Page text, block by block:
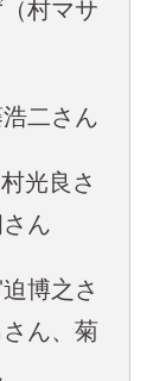
村マサ
二さん
光良さ
ん
博之さ
ん、菊